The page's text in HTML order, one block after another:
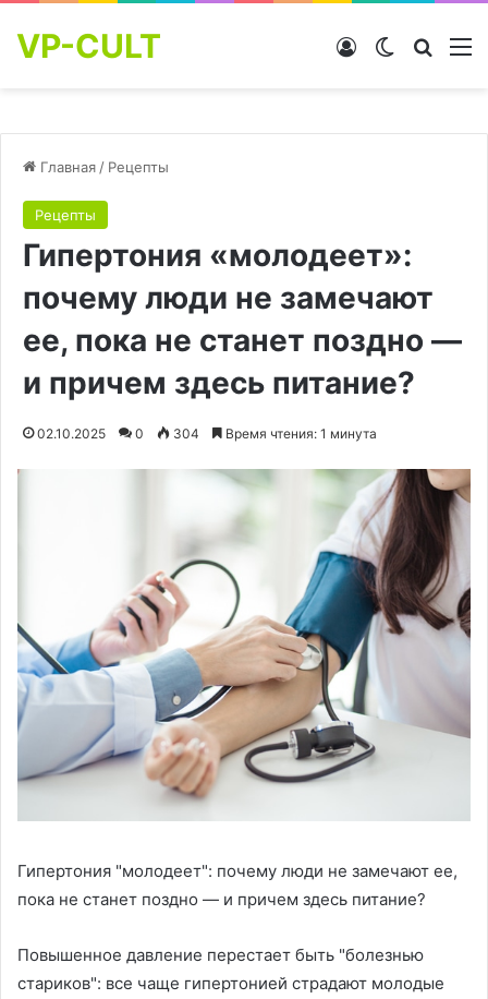
VP-CULT Switch skin
Войти
Главная / Рецепты
Рецепты
Гипертония «молодеет»:
почему люди не замечают
ее, пока не станет поздно —
и причем здесь питание?
02.10.2025 0 304 Время чтения: 1 минута
Гипертония "молодеет": почему люди не замечают ее,
пока не станет поздно — и причем здесь питание?
Повышенное давление перестает быть "болезнью
стариков": все чаще гипертонией страдают молодые